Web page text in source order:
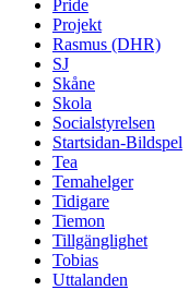
Pride
Projekt
Rasmus (DHR)
SJ
Skåne
Skola
Socialstyrelsen
Startsidan-Bildspel
Tea
Temahelger
Tidigare
Tiemon
Tillgänglighet
Tobias
Uttalanden